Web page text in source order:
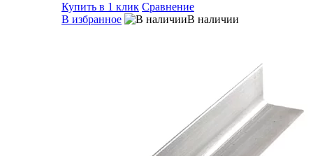
Купить в 1 клик Сравнение
В избранное
В наличии